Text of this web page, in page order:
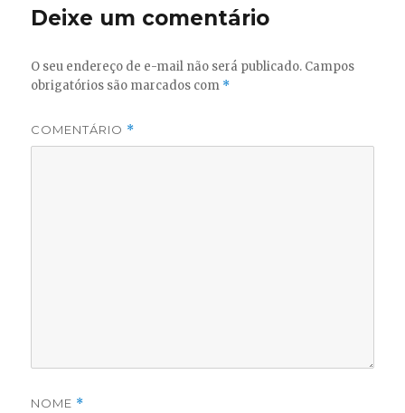
Deixe um comentário
O seu endereço de e-mail não será publicado. Campos
obrigatórios são marcados com *
COMENTÁRIO *
NOME *